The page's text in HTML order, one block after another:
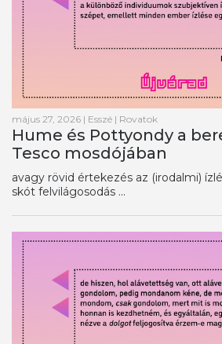
május 27, 2026 | Esszé | Rovatok
Hume és Pottyondy a
Tesco mosdójában
avagy rövid értekezés az (irodalmi)
skót felvilágosodás ...